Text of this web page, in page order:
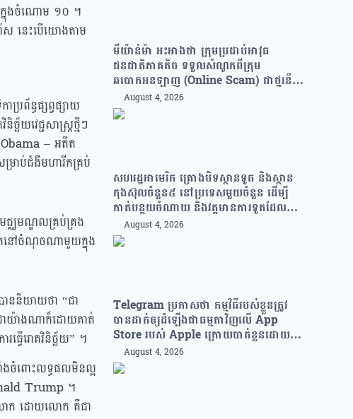
ក្នុងចំណោម ១០ ។
ស នេះបើយោងតាម
ព័ន្ធផ្សព្វផ្សាយ
យវេជ្ជសាស្ត្រថ្មីៗ
– អតីត
រាប់ជំងឺមហារីកគ្រប់
ឈមណ្ឌលគ្រប់គ្រង
តនៅចំណុចណាមួយក្នុង
ាននិយាយថា “ជា
ាយ៉ាងណាក៏ដោយគាត់
វើរោគវិនិច្ឆ័យ” ។
ចំពោះលទ្ធផលមិនល្អ
Trump ។
លោក ដោយលោក គឺជា
មីយ៉ាន់ម៉ា អះអាងថា ក្រុមប្រដាប់អាវុធ
ជនជាតិភាគតិច ទទួលសំណូកពីក្រុម
ឆបោកអនឡាញ (Online Scam) ជាថ្នូរនឹង
ការជួយរត់ចូលប្រទេសថៃ!
August 4, 2026
សហរដ្ឋអាមេរិក គ្រោងបិទស្ថានទូត និងស្ថាន
កុងស៊ុលចំនួន៥ នៅប្រទេសមួយចំនួន ដើម្បី
កាត់បន្ថយចំណាយ និងវត្តមានការទូតដែលគ្មាន
ប្រសិទ្ធភាព
August 4, 2026
Telegram ប្រកាសថា កម្មវិធីរបស់ខ្លួនត្រូវ
បានដាក់ឲ្យដំឡើងជាធម្មតាវិញលើ App
Store របស់ Apple ក្រោយបាត់ខ្លួនដោយ
គ្មានការបញ្ជាក់ពីមូលហេតុ
August 4, 2026